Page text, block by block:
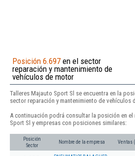
Posición 6.697 en el sector
reparación y mantenimiento de
vehículos de motor
Talleres Majauto Sport Sl se encuentra en la
sector reparación y mantenimiento de vehículos
A continuación podrá consultar la posición en el
Sport Sl y empresas con posiciones similares:
Posición
Sector
Nombre de la empresa Ventas